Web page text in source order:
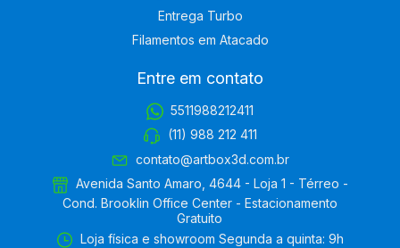
Entrega Turbo
Filamentos em Atacado
Entre em contato
5511988212411
(11) 988 212 411
contato@artbox3d.com.br
Avenida Santo Amaro, 4644 - Loja 1 - Térreo -
Cond. Brooklin Office Center - Estacionamento
Gratuito
Loja física e showroom Segunda a quinta: 9h